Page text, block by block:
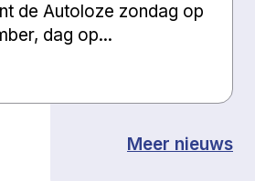
de Autoloze zondag op
dag op...
Meer nieuws